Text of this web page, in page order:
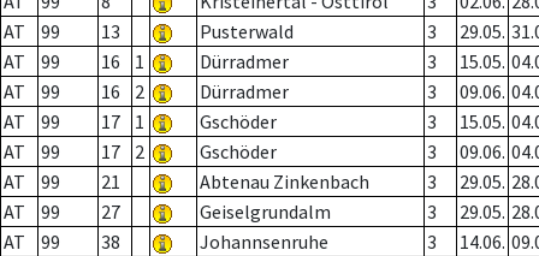
AT
99 13 Pusterwald 3 29.05.
AT
99 16 1 Dürradmer 3 15.05.
AT
99 16 2 Dürradmer 3 09.06.
AT
99 17 1 Gschöder 3 15.05.
AT
99 17 2 Gschöder 3 09.06.
AT
99 21 Abtenau Zinkenbach 3 29.05.
AT
99 27 Geiselgrundalm 3 29.05.
AT
99 38 Johannsenruhe 3 14.06.